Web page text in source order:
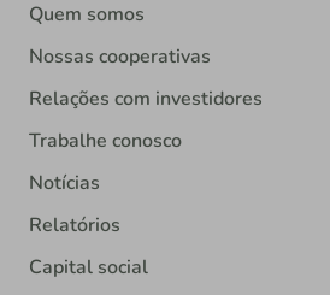
Quem somos
Nossas cooperativas
Relações com investidores
Trabalhe conosco
Notícias
Relatórios
Capital social